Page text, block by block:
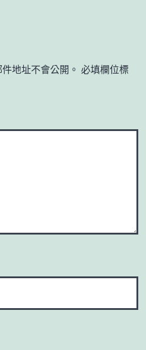
地址不會公開。 必填欄位標